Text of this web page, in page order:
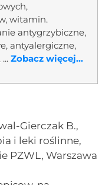
witamin.
antygrzybiczne,
antyalergiczne,
...Zobacz więcej...
Gierczak B.,
i leki roślinne,
PZWL, Warszawa